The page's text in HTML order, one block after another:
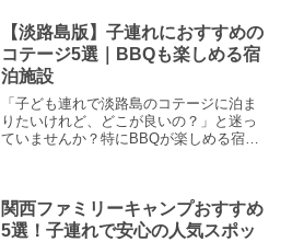
選をはじめ、安全面のチェ...
【淡路島版】子連れにおすすめの
コテージ5選｜BBQも楽しめる宿
泊施設
「子ども連れで淡路島のコテージに泊ま
りたいけれど、どこが良いの？」と迷っ
ていませんか？特にBBQが楽しめる宿泊
介。施設ごとの特徴はも...
関西ファミリーキャンプおすすめ
5選！子連れで安心の人気スポッ